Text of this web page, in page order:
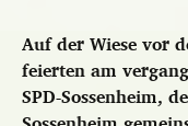
Auf der Wiese vor
feierten am
SPD-Sossenheim,